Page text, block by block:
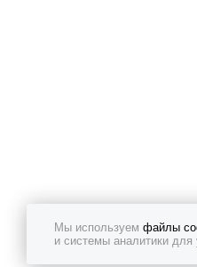
Мы используем файлы
и системы аналитики